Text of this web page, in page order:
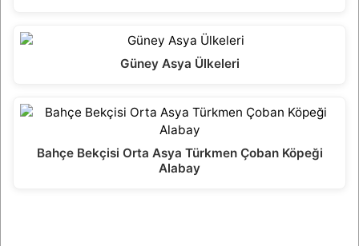
Güney Asya Ülkeleri
Bahçe Bekçisi Orta Asya Türkmen Çoban Köpeği
Alabay